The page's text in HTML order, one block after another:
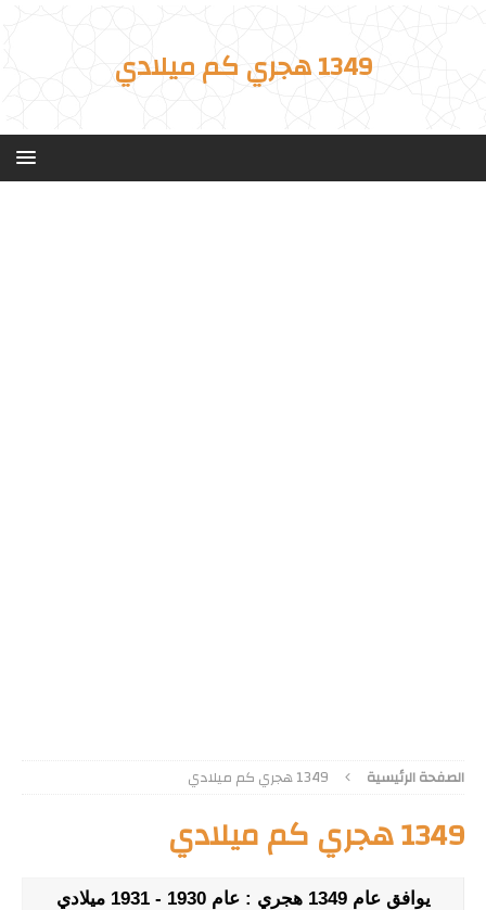
1349 هجري كم ميلادي
الصفحة الرئيسية 1349 هجري كم ميلادي
1349 هجري كم ميلادي
يوافق عام 1349 هجري : عام 1930 - 1931 ميلادي